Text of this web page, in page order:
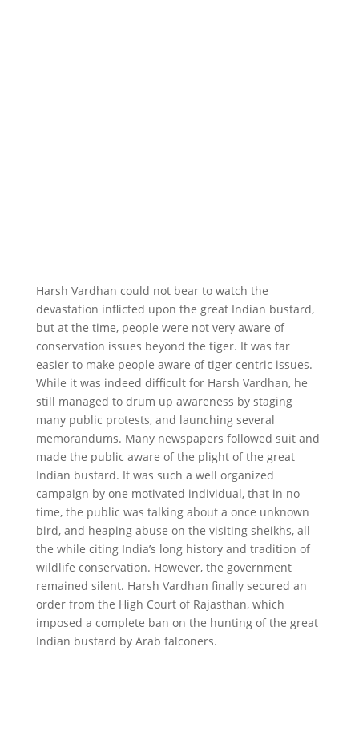
Harsh Vardhan could not bear to watch the
devastation inflicted upon the great Indian bustard,
but at the time, people were not very aware of
conservation issues beyond the tiger. It was far
easier to make people aware of tiger centric issues.
While it was indeed difficult for Harsh Vardhan, he
still managed to drum up awareness by staging
many public protests, and launching several
memorandums. Many newspapers followed suit and
made the public aware of the plight of the great
Indian bustard. It was such a well organized
campaign by one motivated individual, that in no
time, the public was talking about a once unknown
bird, and heaping abuse on the visiting sheikhs, all
the while citing India’s long history and tradition of
wildlife conservation. However, the government
remained silent. Harsh Vardhan finally secured an
order from the High Court of Rajasthan, which
imposed a complete ban on the hunting of the great
Indian bustard by Arab falconers.